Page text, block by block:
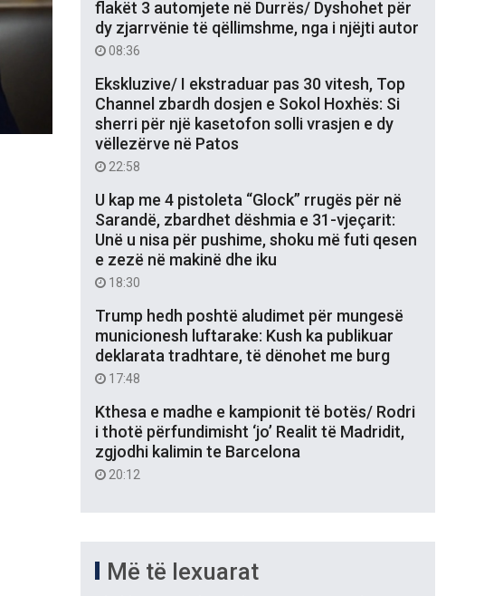
flakët 3 automjete në Durrës/ Dyshohet për
dy zjarrvënie të qëllimshme, nga i njëjti autor
08:36
Ekskluzive/ I ekstraduar pas 30 vitesh, Top
Channel zbardh dosjen e Sokol Hoxhës: Si
sherri për një kasetofon solli vrasjen e dy
vëllezërve në Patos
22:58
U kap me 4 pistoleta “Glock” rrugës për në
Sarandë, zbardhet dëshmia e 31-vjeçarit:
Unë u nisa për pushime, shoku më futi qesen
e zezë në makinë dhe iku
18:30
Trump hedh poshtë aludimet për mungesë
municionesh luftarake: Kush ka publikuar
deklarata tradhtare, të dënohet me burg
17:48
Kthesa e madhe e kampionit të botës/ Rodri
i thotë përfundimisht ‘jo’ Realit të Madridit,
zgjodhi kalimin te Barcelona
20:12
Më të lexuarat